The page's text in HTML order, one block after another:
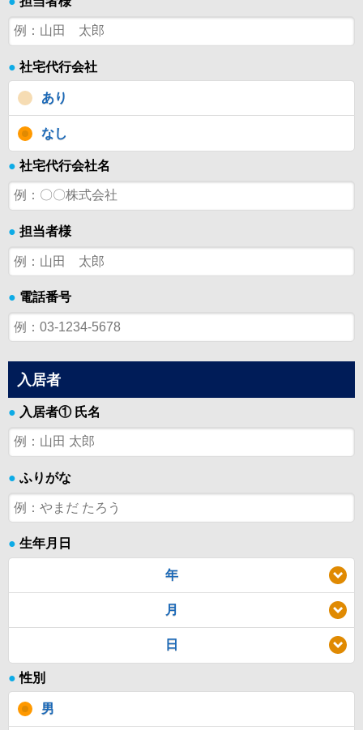
● 社宅代行会社
あり
なし
● 社宅代行会社名
● 担当者様
● 電話番号
入居者
● 入居者① 氏名
● ふりがな
● 生年月日
年
月
日
● 性別
男